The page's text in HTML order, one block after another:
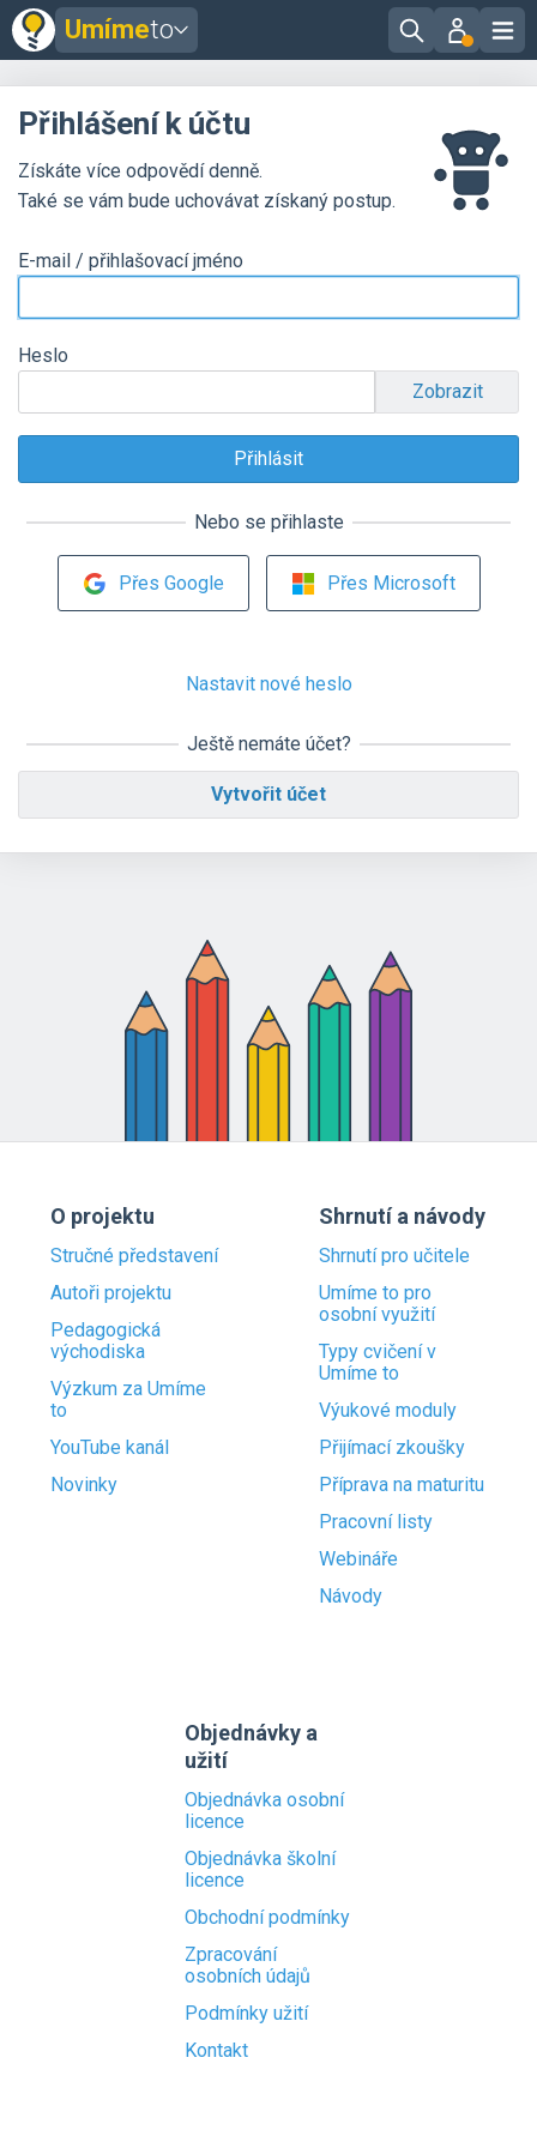
Umímeto
Přihlášení k účtu
Získáte více odpovědí denně.
Také se vám bude uchovávat získaný postup.
E-mail / přihlašovací jméno
Heslo
Zobrazit
Nebo se přihlaste
Přes Google Přes Microsoft
Nastavit nové heslo
Ještě nemáte účet?
Vytvořit účet
O projektu
Stručné představení
Autoři projektu
Pedagogická
východiska
Výzkum za Umíme
to
YouTube kanál
Novinky
Shrnutí a návody
Shrnutí pro učitele
Umíme to pro
osobní využití
Typy cvičení v
Umíme to
Výukové moduly
Přijímací zkoušky
Příprava na maturitu
Pracovní listy
Webináře
Návody
Objednávky a
užití
Objednávka osobní
licence
Objednávka školní
licence
Obchodní podmínky
Zpracování
osobních údajů
Podmínky užití
Kontakt